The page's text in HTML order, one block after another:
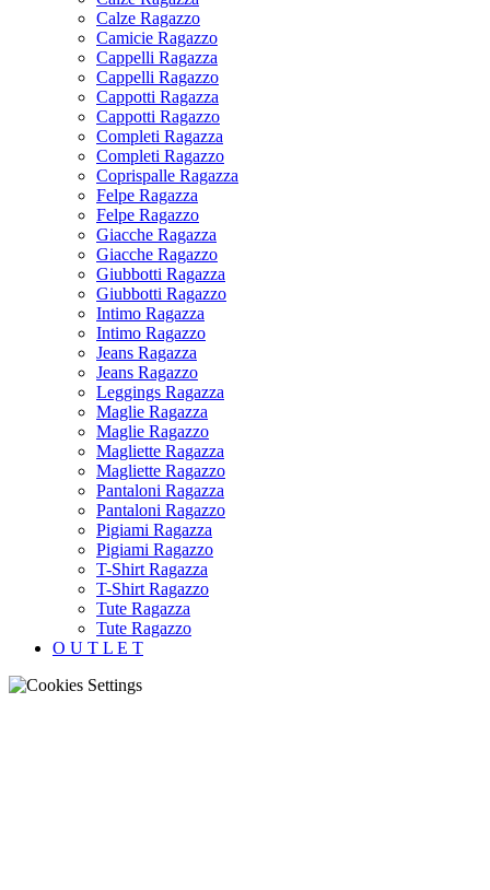
Calze Ragazzo
Camicie Ragazzo
Cappelli Ragazza
Cappelli Ragazzo
Cappotti Ragazza
Cappotti Ragazzo
Completi Ragazza
Completi Ragazzo
Coprispalle Ragazza
Felpe Ragazza
Felpe Ragazzo
Giacche Ragazza
Giacche Ragazzo
Giubbotti Ragazza
Giubbotti Ragazzo
Intimo Ragazza
Intimo Ragazzo
Jeans Ragazza
Jeans Ragazzo
Leggings Ragazza
Maglie Ragazza
Maglie Ragazzo
Magliette Ragazza
Magliette Ragazzo
Pantaloni Ragazza
Pantaloni Ragazzo
Pigiami Ragazza
Pigiami Ragazzo
T-Shirt Ragazza
T-Shirt Ragazzo
Tute Ragazza
Tute Ragazzo
O U T L E T